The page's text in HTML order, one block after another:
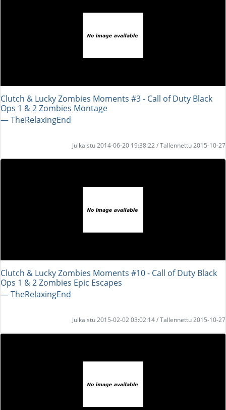
Clutch & Lucky Zombies Moments #3 - Call of Duty Black
Ops 1 & 2 Zombies Montage
― TheRelaxingEnd
Julkaistu 2014-06-20 19:38:22 / Tallennettu 2015-10-27
Clutch & Lucky Zombies Moments #10 - Call of Duty Black
Ops 1 & 2 Zombies Epic Escapes
― TheRelaxingEnd
Julkaistu 2015-02-02 03:02:14 / Tallennettu 2015-10-27